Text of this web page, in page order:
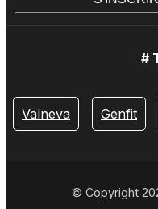
#
Valneva Genfit
© Copyright